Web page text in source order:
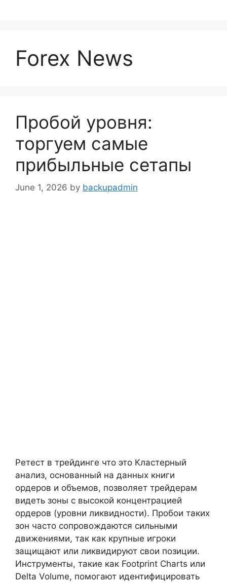
Forex News
Пробой уровня:
торгуем самые
прибыльные сетапы
June 1, 2026 by backupadmin
Ретест в трейдинге что это Кластерный
анализ, основанный на данных книги
ордеров и объемов, позволяет трейдерам
видеть зоны с высокой концентрацией
ордеров (уровни ликвидности). Пробои таких
зон часто сопровождаются сильными
движениями, так как крупные игроки
защищают или ликвидируют свои позиции.
Инструменты, такие как Footprint Charts или
Delta Volume, помогают идентифицировать